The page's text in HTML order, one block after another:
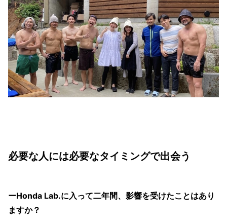
必要な人には必要なタイミングで出会う
ーHonda Lab.に入って二年間、影響を受けたことはあり
ますか？